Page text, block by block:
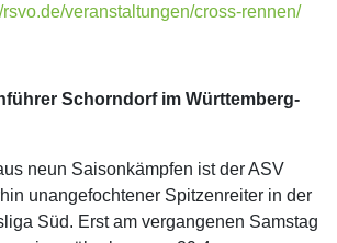
rsvo.de/veranstaltungen/cross-rennen/
Schorndorf im Württemberg-
neun Saisonkämpfen ist der ASV
unangefochtener Spitzenreiter in der
Süd. Erst am vergangenen Samstag